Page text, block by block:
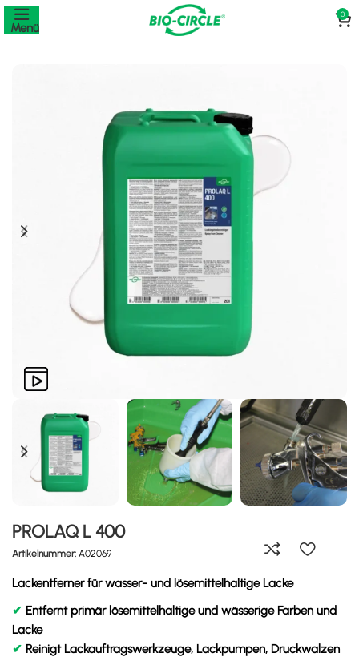
Menü
0
PROLAQ L 400
Artikelnummer: A02069
Lackentferner für wasser- und lösemittelhaltige Lacke
✔ Entfernt primär lösemittelhaltige und wässerige Farben und
Lacke
✔ Reinigt Lackauftragswerkzeuge, Lackpumpen, Druckwalzen